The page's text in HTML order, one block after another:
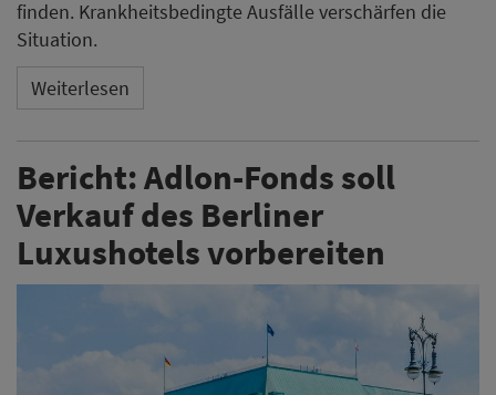
finden. Krankheitsbedingte Ausfälle verschärfen die
Situation.
Weiterlesen
Bericht: Adlon-Fonds soll
Verkauf des Berliner
Luxushotels vorbereiten